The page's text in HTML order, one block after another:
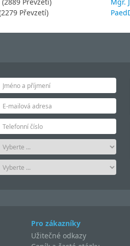
Převzetí)
Pro zákazníky
Užitečné odkazy